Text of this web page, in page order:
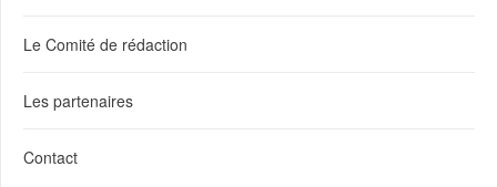
Le Comité de rédaction
Les partenaires
Contact